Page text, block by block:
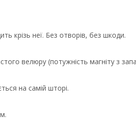
крізь неї. Без отворів, без шкоди.
велюру (потужність магніту з
на самій штopi.